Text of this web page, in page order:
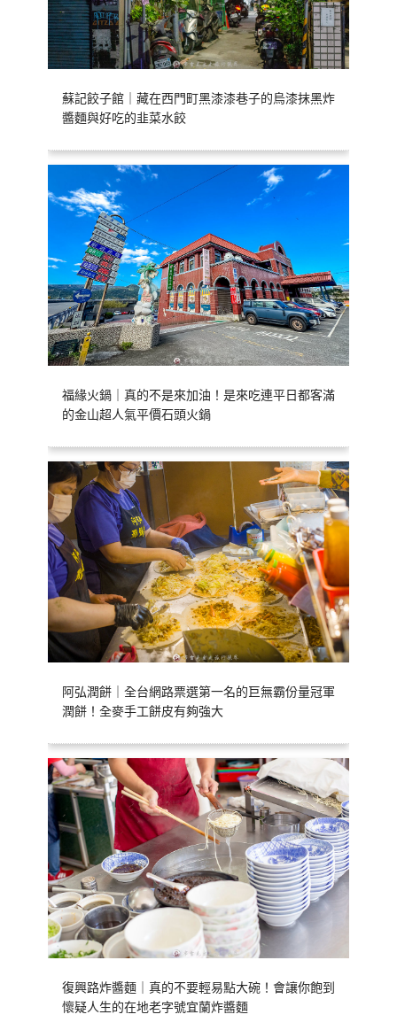
蘇記餃子館｜藏在西門町黑漆漆巷子的烏漆抹黑炸
醬麵與好吃的韭菜水餃
福緣火鍋｜真的不是來加油！是來吃連平日都客滿
的金山超人氣平價石頭火鍋
阿弘潤餅｜全台網路票選第一名的巨無霸份量冠軍
潤餅！全麥手工餅皮有夠強大
復興路炸醬麵｜真的不要輕易點大碗！會讓你飽到
懷疑人生的在地老字號宜蘭炸醬麵